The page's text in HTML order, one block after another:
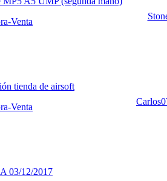
Venta
tienda de airsoft
Venta
03/12/2017